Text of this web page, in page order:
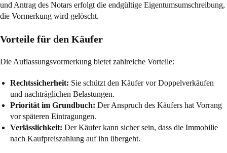
und Antrag des Notars erfolgt die endgültige Eigentumsumschreibung,
die Vormerkung wird gelöscht.
Vorteile für den Käufer
Die Auflassungsvormerkung bietet zahlreiche Vorteile:
Rechtssicherheit: Sie schützt den Käufer vor Doppelverkäufen
und nachträglichen Belastungen.
Priorität im Grundbuch: Der Anspruch des Käufers hat Vorrang
vor späteren Eintragungen.
Verlässlichkeit: Der Käufer kann sicher sein, dass die Immobilie
nach Kaufpreiszahlung auf ihn übergeht.